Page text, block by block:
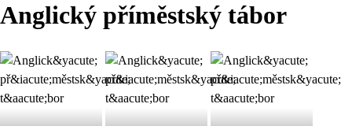
Anglický příměstský tábor